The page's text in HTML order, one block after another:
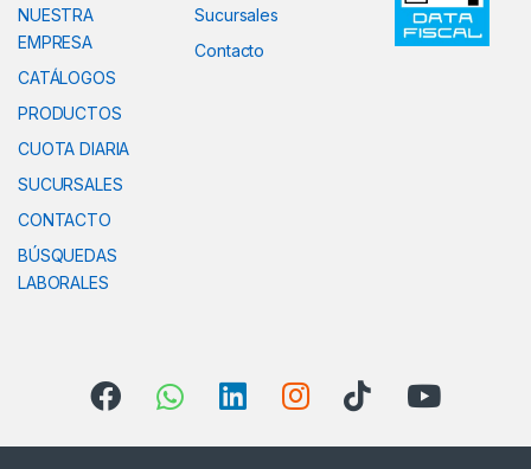
NUESTRA
EMPRESA
CATÁLOGOS
PRODUCTOS
CUOTA DIARIA
SUCURSALES
CONTACTO
BÚSQUEDAS
LABORALES
Sucursales
Contacto